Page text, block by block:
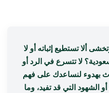
ألا تستطيع إثباته أو لا
لا تتسرع في الرد أو
بهدوء لنساعدك على فهم
الشهود التي قد تفيد، وما